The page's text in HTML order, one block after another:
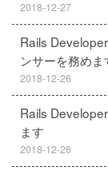
2018-12-27
Rails
ンサーを務めま
2018-12-26
Rails
ます
2018-12-26